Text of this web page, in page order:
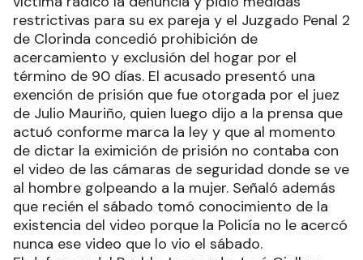
restrictivas para su ex pareja y el Juzgado Penal 2
de Clorinda concedió prohibición de
acercamiento y exclusión del hogar por el
término de 90 días. El acusado presentó una
exención de prisión que fue otorgada por el juez
de Julio Mauriño, quien luego dijo a la prensa que
actuó conforme marca la ley y que al momento
de dictar la eximición de prisión no contaba con
el video de las cámaras de seguridad donde se ve
al hombre golpeando a la mujer. Señaló además
que recién el sábado tomó conocimiento de la
existencia del video porque la Policía no le acercó
nunca ese video que lo vio el sábado.